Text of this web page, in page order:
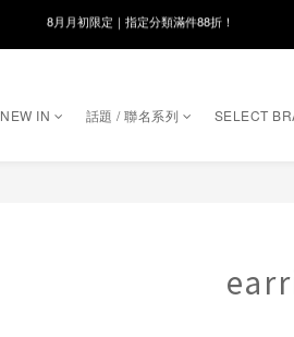
8月月初限定｜指定分類滿件88折！
線在，好事發生｜祈願新品 第2件享9折
8月月初限定｜指定分類滿件88折！
NEW IN 話題 / 聯名系列 SELECT